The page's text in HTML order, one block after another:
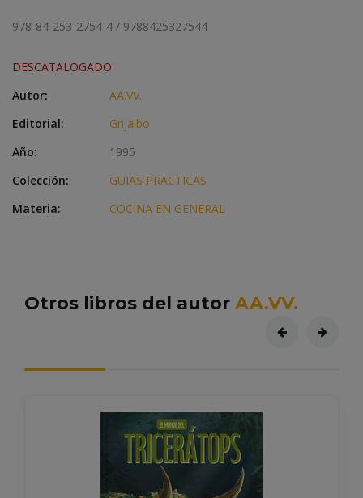
978-84-253-2754-4 / 9788425327544
DESCATALOGADO
Autor:
AA.VV.
Editorial:
Grijalbo
Año:
1995
Colección:
GUIAS PRACTICAS
Materia:
COCINA EN GENERAL
Otros libros del autor AA.VV.